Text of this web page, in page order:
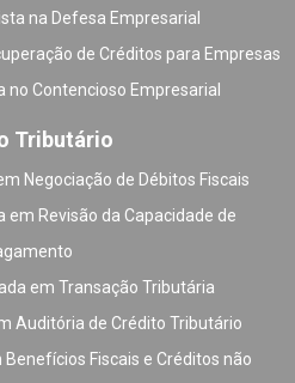
na Defesa Empresarial
de Créditos para Empresas
no Contencioso Empresarial
Tributário
Negociação de Débitos Fiscais
em Revisão da Capacidade de
em Transação Tributária
Auditória de Crédito Tributário
Fiscais e Créditos não